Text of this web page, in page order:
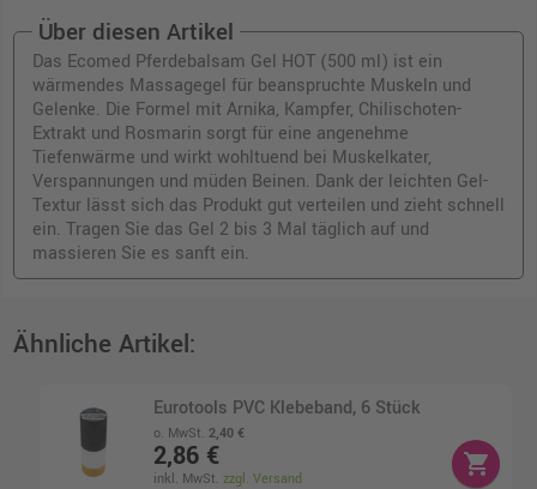
Über diesen Artikel
Das Ecomed Pferdebalsam Gel HOT (500 ml) ist ein
wärmendes Massagegel für beanspruchte Muskeln und
Gelenke. Die Formel mit Arnika, Kampfer, Chilischoten-
Extrakt und Rosmarin sorgt für eine angenehme
Tiefenwärme und wirkt wohltuend bei Muskelkater,
Verspannungen und müden Beinen. Dank der leichten Gel-
Textur lässt sich das Produkt gut verteilen und zieht schnell
ein. Tragen Sie das Gel 2 bis 3 Mal täglich auf und
massieren Sie es sanft ein.
Ähnliche Artikel:
Eurotools PVC Klebeband, 6 Stück
o. MwSt. 2,40 €
2,86 €
inkl. MwSt.zzgl. Versand
shopping_cart